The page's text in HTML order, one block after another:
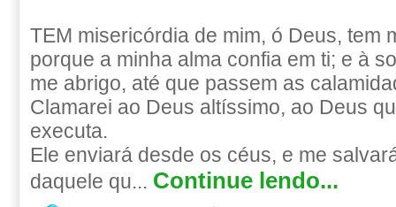
TEM misericórdia de mim, ó Deus, tem
porque a minha alma confia em ti; e à
me abrigo, até que passem as
Clamarei ao Deus altíssimo, ao Deus
executa.
Ele enviará desde os céus, e me
daquele qu... Continue lendo...